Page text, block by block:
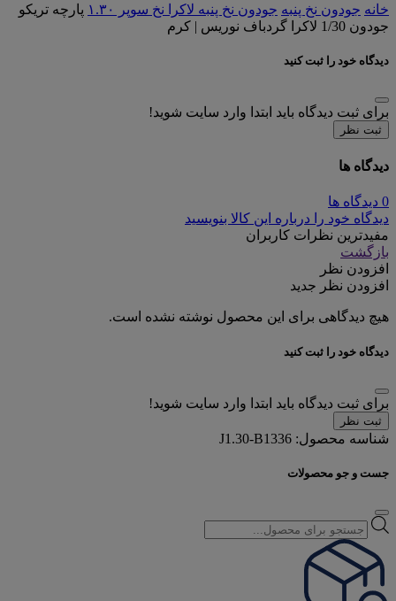
خانه جودون نخ پنبه جودون نخ پنبه لاکرا نخ سوپر ۱.۳۰
پارچه تریکو
جودون 1/30 لاکرا گردباف نوریس | کرم
دیدگاه خود را ثبت کنید
برای ثبت دیدگاه باید ابتدا وارد سایت شوید!
ثبت نظر
دیدگاه ها
0 دیدگاه ها
دیدگاه خود را درباره این کالا بنویسید
مفیدترین نظرات کاربران
بازگشت
افزودن نظر
افزودن نظر جدید
هیچ دیدگاهی برای این محصول نوشته نشده است.
دیدگاه خود را ثبت کنید
برای ثبت دیدگاه باید ابتدا وارد سایت شوید!
ثبت نظر
شناسه محصول: J1.30-B1336
جست و جو محصولات
Products
search